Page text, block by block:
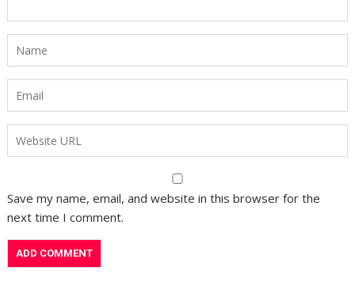
Save my name, email, and website in this browser for the
next time I comment.